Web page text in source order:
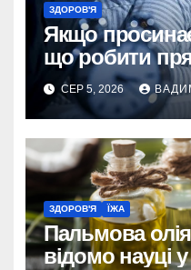
ЗДОРОВ'Я
Якщо
що робити
СЕР 5, 2026
ЗДОРОВ'Я ЇЖА
Пальмова
відомо науці